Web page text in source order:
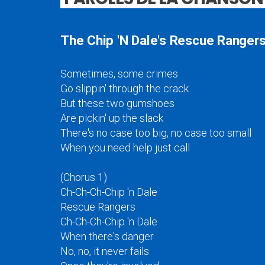
The Chip 'N Dale's Rescue
Sometimes, some crimes
Go slippin' through the crack
But these two gumshoes
Are pickin' up the slack
There's no case too big, no case too small
When you need help just call
(Chorus 1)
Ch-Ch-Ch-Chip 'n Dale
Rescue Rangers
Ch-Ch-Ch-Chip 'n Dale
When there's danger
No, no, it never fails